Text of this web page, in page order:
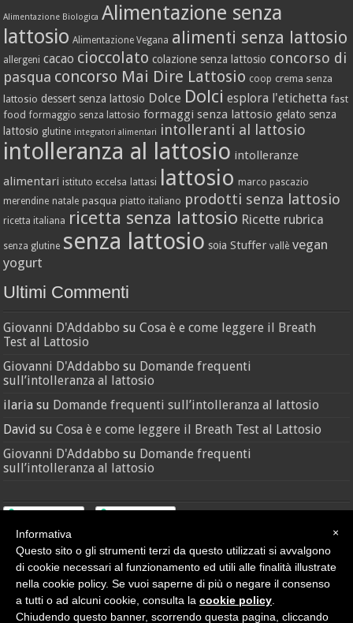
Alimentazione Biologica Alimentazione senza
lattosio Alimentazione Vegana alimenti senza lattosio
allergeni cacao cioccolato colazione senza lattosio concorso di
pasqua concorso Mai Dire Lattosio coop crema senza
lattosio dessert senza lattosio Dolce Dolci esplora l'etichetta fast
food formaggio senza lattosio formaggi senza lattosio gelato senza
lattosio glutine integratori alimentari intolleranti al lattosio
intolleranza al lattosio intolleranze
alimentari istituto eccelsa lattasi lattosio marco pascazio
merendine natale pasqua piatto italiano prodotti senza lattosio
ricetta italiana ricetta senza lattosio Ricette rubrica
senza glutine senza lattosio soia Stuffer vallè vegan
yogurt
Ultimi Commenti
Giovanni D'Addabbo suCosa è e come leggere il Breath
Test al Lattosio
Giovanni D'Addabbo su Domande frequenti
sull’intolleranza al lattosio
ilaria su Domande frequenti sull’intolleranza al lattosio
David suCosa è e come leggere il Breath Test al Lattosio
Giovanni D'Addabbo su Domande frequenti
sull’intolleranza al lattosio
Credit•Sitemap
© Nutras Srl - Via della Pace, 279 - 62100 Macerata (MC) | P.IVA
02038670432
×
Informativa
Questo sito o gli strumenti terzi da questo utilizzati si avvalgono
di cookie necessari al funzionamento ed utili alle finalità illustrate
nella cookie policy. Se vuoi saperne di più o negare il consenso
a tutti o ad alcuni cookie, consulta la cookie policy
Chiudendo questo banner, scorrendo questa pagina, cliccando